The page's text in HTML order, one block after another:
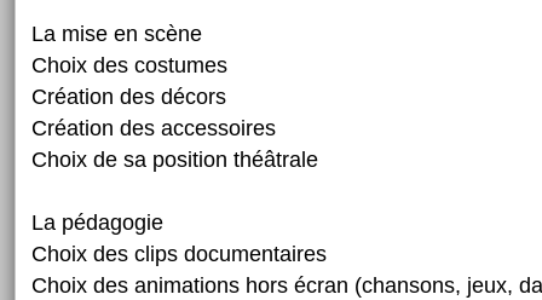
La mise en scène
Choix des costumes
Création des décors
Création des accessoires
Choix de sa position théâtrale
La pédagogie
Choix des clips documentaires
Choix des animations hors écran (chansons, jeux,